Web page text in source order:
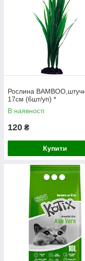
Рослина
17см (6шт/уп) *
В наявності
120 ₴
Купити